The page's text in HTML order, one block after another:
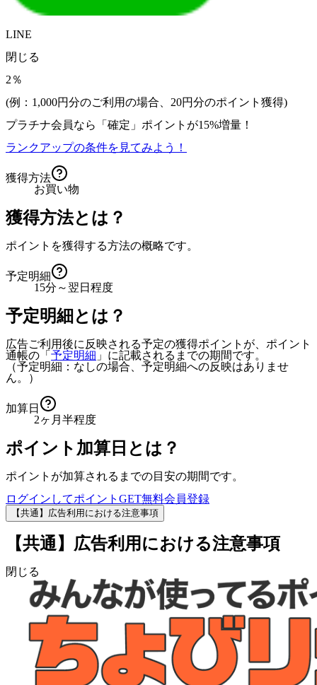
LINE
閉じる
2％
(例：1,000円分のご利用の場合、 20円分のポイント獲得)
プラチナ会員なら
「確定」 ポイントが15%増量！
ランクアップの条件を見てみよう！
獲得方法
お買い物
獲得方法とは？
ポイントを獲得する方法の概略です。
予定明細
15分～翌日程度
予定明細とは？
広告ご利用後に反映される予定の獲得ポイントが、ポイント
通帳の「 予定明細 」に記載されるまでの期間です。
（予定明細：なしの場合、予定明細への反映はありませ
ん。）
加算日
2ヶ月半程度
ポイント加算日とは？
ポイントが加算されるまでの目安の期間です。
ログインしてポイントGET無料会員登録
【共通】広告利用における注意事項
【共通】広告利用における注意事項
閉じる